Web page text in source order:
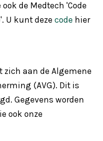
de Medtech 'Code
U kunt dezecode hier
zich aan de Algemene
(AVG). Dit is
Gegevens worden
ook onze